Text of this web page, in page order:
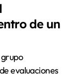
de un
evaluaciones